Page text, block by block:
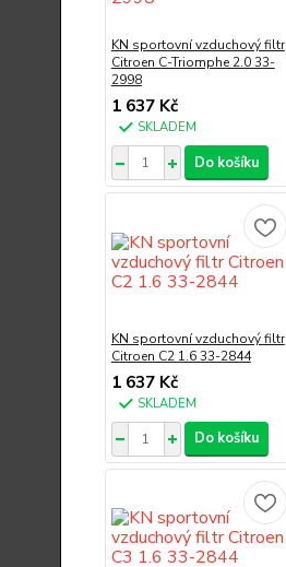
KN sportovní vzduchový filtr
Citroen C-Triomphe 2.0 33-
2998
1 637 Kč
SKLADEM
Do košíku
KN sportovní vzduchový filtr
Citroen C2 1.6 33-2844
1 637 Kč
SKLADEM
Do košíku